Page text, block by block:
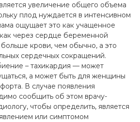
увеличение общего объема
плод нуждается в интенсивном
ощущает это как учащенное
через сердце беременной
крови, чем обычно, а это
сердечных сокращений.
– тахикардия — может
а может быть для женщины
В случае появления
сообщить об этом врачу-
чтобы определить, является
или симптомом